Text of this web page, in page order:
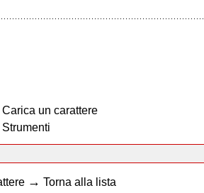
Carica un carattere
Strumenti
→ Torna alla lista